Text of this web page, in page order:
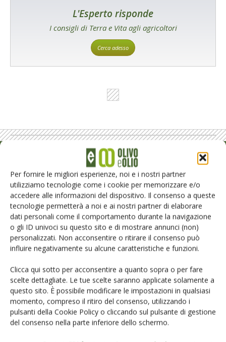
Per fornire le migliori esperienze, noi e i nostri partner
utilizziamo tecnologie come i cookie per memorizzare e/o
accedere alle informazioni del dispositivo. Il consenso a queste
tecnologie permetterà a noi e ai nostri partner di elaborare
dati personali come il comportamento durante la navigazione
o gli ID univoci su questo sito e di mostrare annunci (non)
personalizzati. Non acconsentire o ritirare il consenso può
influire negativamente su alcune caratteristiche e funzioni.
Clicca qui sotto per acconsentire a quanto sopra o per fare
scelte dettagliate. Le tue scelte saranno applicate solamente a
questo sito. È possibile modificare le impostazioni in qualsiasi
momento, compreso il ritiro del consenso, utilizzando i
pulsanti della Cookie Policy o cliccando sul pulsante di gestione
del consenso nella parte inferiore dello schermo.
L'Esperto risponde
I consigli di Terra e Vita agli agricoltori
Cerca adesso
Rimani aggiornato sul mondo
dell’agricoltura
Iscriviti alle nostre newsletter